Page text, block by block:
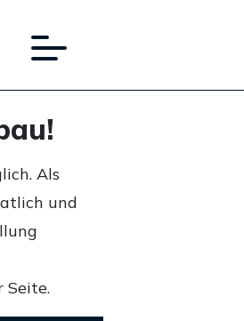
Als
und
Seite.